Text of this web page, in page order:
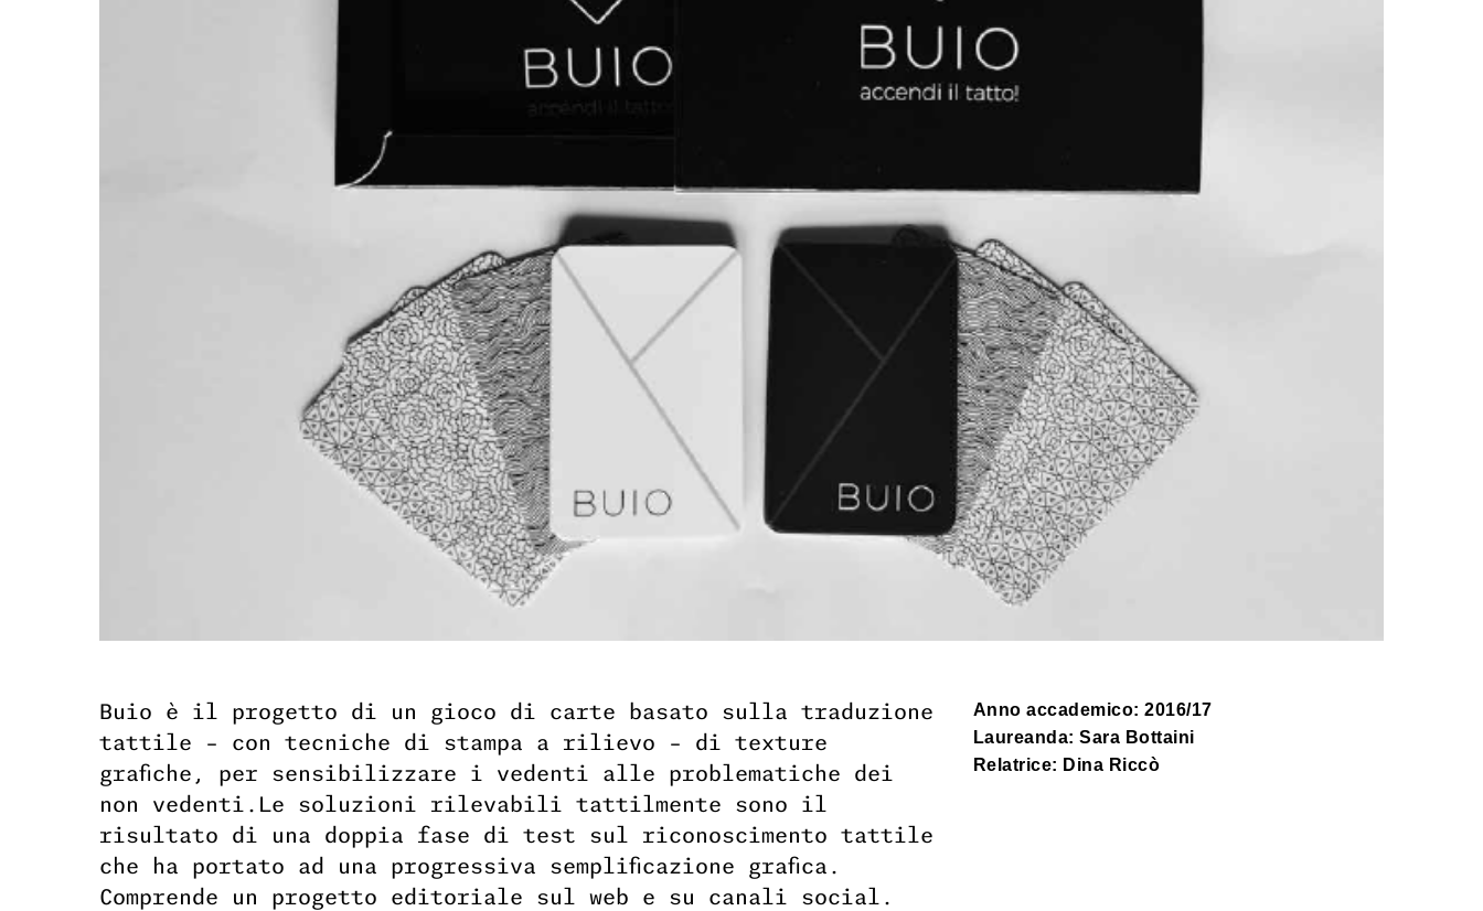
Buio è il progetto di un gioco di carte basato sulla traduzione
tattile – con tecniche di stampa a rilievo – di texture
grafiche, per sensibilizzare i vedenti alle problematiche dei
non vedenti.Le soluzioni rilevabili tattilmente sono il
risultato di una doppia fase di test sul riconoscimento tattile
che ha portato ad una progressiva semplificazione grafica.
Comprende un progetto editoriale sul web e su canali social.
Anno accademico: 2016/17
Laureanda: Sara Bottaini
Relatrice: Dina Riccò